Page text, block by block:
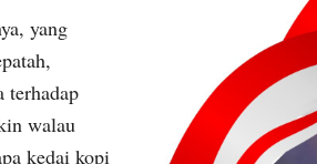
yang
terhadap
walau
kedai kopi